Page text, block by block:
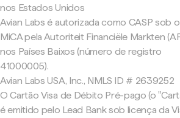
nos Estados Unidos
Avian Labs é autorizada como CASP sob o
MiCA pela Autoriteit Financiële Markten
nos Países Baixos (número de registro
41000005).
Avian Labs USA, Inc., NMLS ID # 2639252
O Cartão Visa de Débito Pré-pago (o
é emitido pelo Lead Bank sob licença da